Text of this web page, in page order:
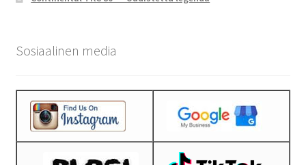
Sosiaalinen media